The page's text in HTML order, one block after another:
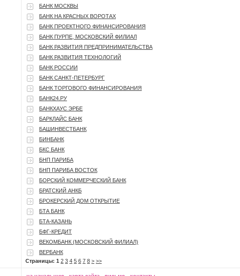
БАНК МОСКВЫ
БАНК НА КРАСНЫХ ВОРОТАХ
БАНК ПРОЕКТНОГО ФИНАНСИРОВАНИЯ
БАНК ПУРПЕ, МОСКОВСКИЙ ФИЛИАЛ
БАНК РАЗВИТИЯ ПРЕДПРИНИМАТЕЛЬСТВА
БАНК РАЗВИТИЯ ТЕХНОЛОГИЙ
БАНК РОССИИ
БАНК САНКТ-ПЕТЕРБУРГ
БАНК ТОРГОВОГО ФИНАНСИРОВАНИЯ
БАНК24.РУ
БАНКХАУС ЭРБЕ
БАРКЛАЙС БАНК
БАШИНВЕСТБАНК
БИНБАНК
БКС БАНК
БНП ПАРИБА
БНП ПАРИБА ВОСТОК
БОРСКИЙ КОММЕРЧЕСКИЙ БАНК
БРАТСКИЙ АНКБ
БРОКЕРСКИЙ ДОМ ОТКРЫТИЕ
БТА БАНК
БТА-КАЗАНЬ
БФГ-КРЕДИТ
ВЕКОМБАНК (МОСКОВСКИЙ ФИЛИАЛ)
ВЕРБАНК
Страницы: 1 2 3 4 5 6 7 8 > >>